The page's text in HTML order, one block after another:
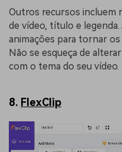
Outros recursos incluem
de vídeo, título e
animações para tornar
Não se esqueça de
com o tema do seu vídeo.
8. FlexClip